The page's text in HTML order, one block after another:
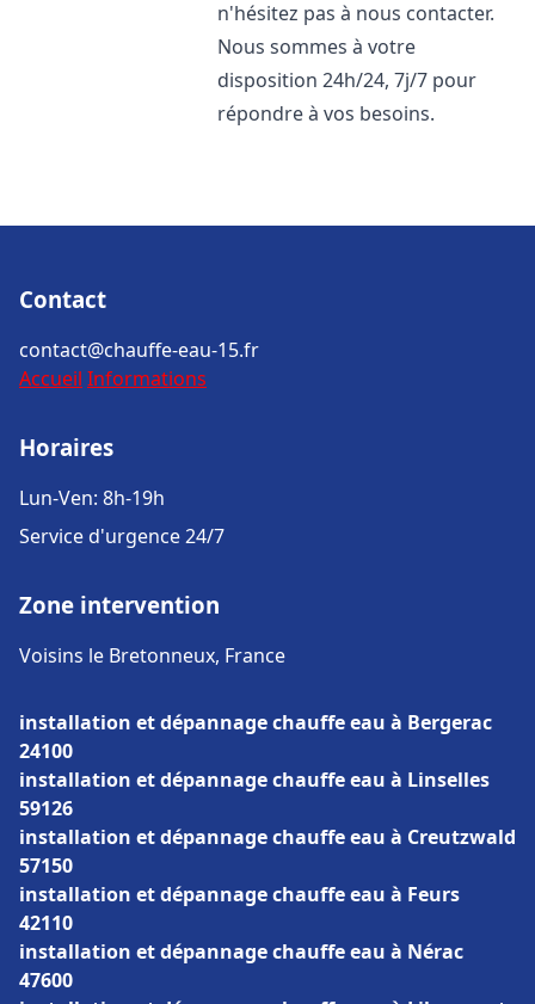
n'hésitez pas à nous contacter.
Nous sommes à votre
disposition 24h/24, 7j/7 pour
répondre à vos besoins.
Contact
contact@chauffe-eau-15.fr
Accueil Informations
Horaires
Lun-Ven: 8h-19h
Service d'urgence 24/7
Zone intervention
Voisins le Bretonneux, France
installation et dépannage chauffe eau à Bergerac
24100
installation et dépannage chauffe eau à Linselles
59126
installation et dépannage chauffe eau à Creutzwald
57150
installation et dépannage chauffe eau à Feurs
42110
installation et dépannage chauffe eau à Nérac
47600